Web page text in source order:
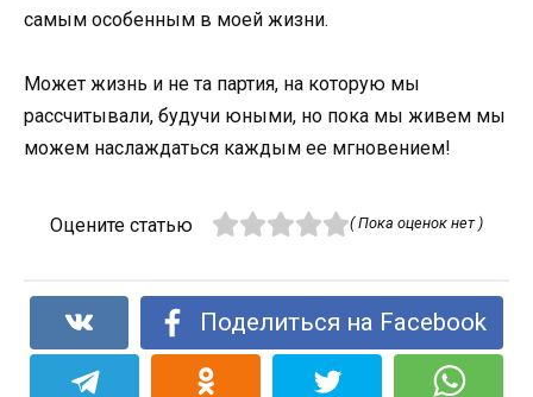
самым особенным в моей жизни.
Может жизнь и не та партия, на которую мы
рассчитывали, будучи юными, но пока мы живем мы
можем наслаждаться каждым ее мгновением!
Оцените статью ( Пока оценок нет )
Поделиться на Facebook